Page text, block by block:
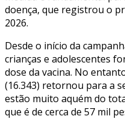
doença, que registrou o
2026.
Desde o início da
crianças e adolescentes
dose da vacina. No
(16.343) retornou para a
estão muito aquém do
que é de cerca de 57 mil